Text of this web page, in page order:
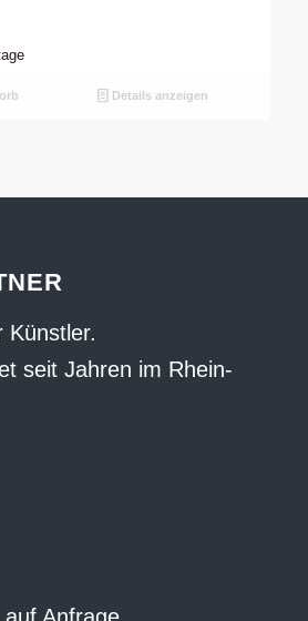
Details anzeigen
Künstler.
seit Jahren im Rhein-